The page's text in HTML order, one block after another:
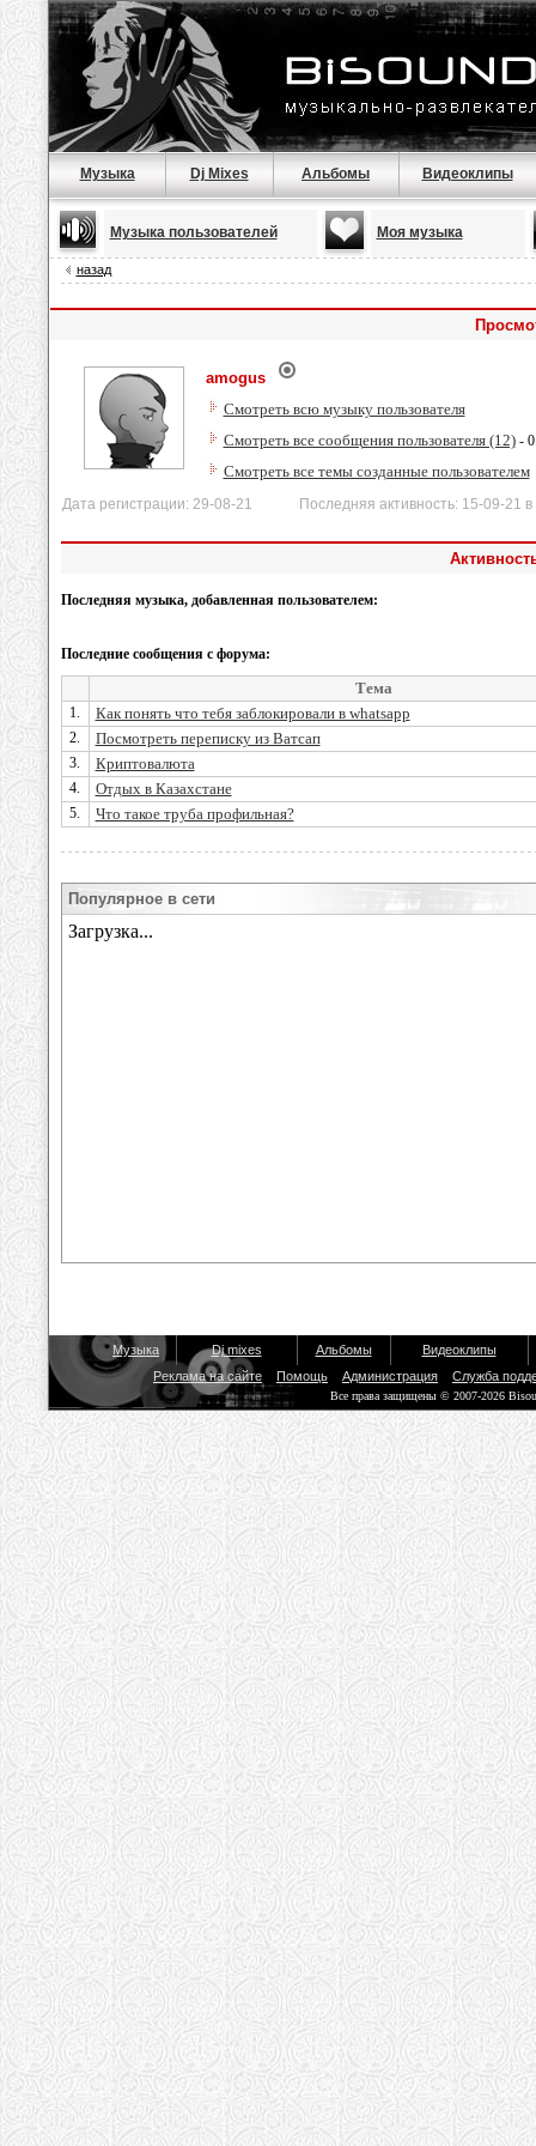
Музыка Dj Mixes Альбомы Видеоклипы
Музыка пользователей Моя музыка
назад
amogus
Смотреть всю музыку пользователя
Смотреть все сообщения пользователя (12)-
Смотреть все темы созданные пользователем
Дата регистрации: 29-08-21 Последняя активность: 15-09-21 в
Последняя музыка, добавленная пользователем:
Последние сообщения с форума:
Тема
1. Как понять что тебя заблокировали в whatsapp
2. Посмотреть переписку из Ватсап
3. Криптовалюта
4. Отдых в Казахстане
5. Что такое труба профильная?
Популярное в сети
Музыка Dj mixes Альбомы
Видеоклипы
Реклама на сайте
Помощь Администрация Служба
Все права защищены © 2007-2026